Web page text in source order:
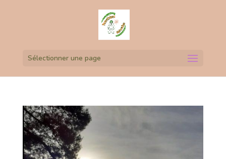
Sélectionner une page